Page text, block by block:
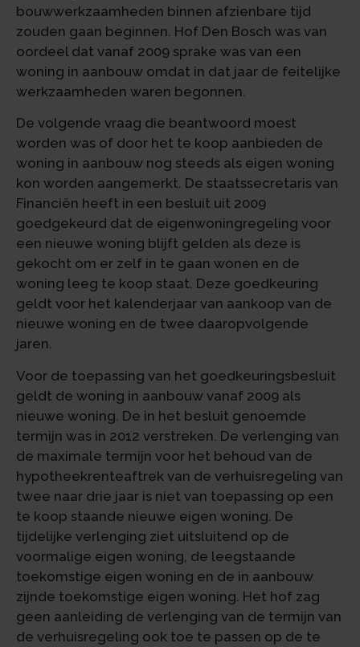
bouwwerkzaamheden binnen afzienbare tijd
zouden gaan beginnen. Hof Den Bosch was van
oordeel dat vanaf 2009 sprake was van een
woning in aanbouw omdat in dat jaar de feitelijke
werkzaamheden waren begonnen.
De volgende vraag die beantwoord moest
worden was of door het te koop aanbieden de
woning in aanbouw nog steeds als eigen woning
kon worden aangemerkt. De staatssecretaris van
Financiën heeft in een besluit uit 2009
goedgekeurd dat de eigenwoningregeling voor
een nieuwe woning blijft gelden als deze is
gekocht om er zelf in te gaan wonen en de
woning leeg te koop staat. Deze goedkeuring
geldt voor het kalenderjaar van aankoop van de
nieuwe woning en de twee daaropvolgende
jaren.
Voor de toepassing van het goedkeuringsbesluit
geldt de woning in aanbouw vanaf 2009 als
nieuwe woning. De in het besluit genoemde
termijn was in 2012 verstreken. De verlenging van
de maximale termijn voor het behoud van de
hypotheekrenteaftrek van de verhuisregeling van
twee naar drie jaar is niet van toepassing op een
te koop staande nieuwe eigen woning. De
tijdelijke verlenging ziet uitsluitend op de
voormalige eigen woning, de leegstaande
toekomstige eigen woning en de in aanbouw
zijnde toekomstige eigen woning. Het hof zag
geen aanleiding de verlenging van de termijn van
de verhuisregeling ook toe te passen op de te